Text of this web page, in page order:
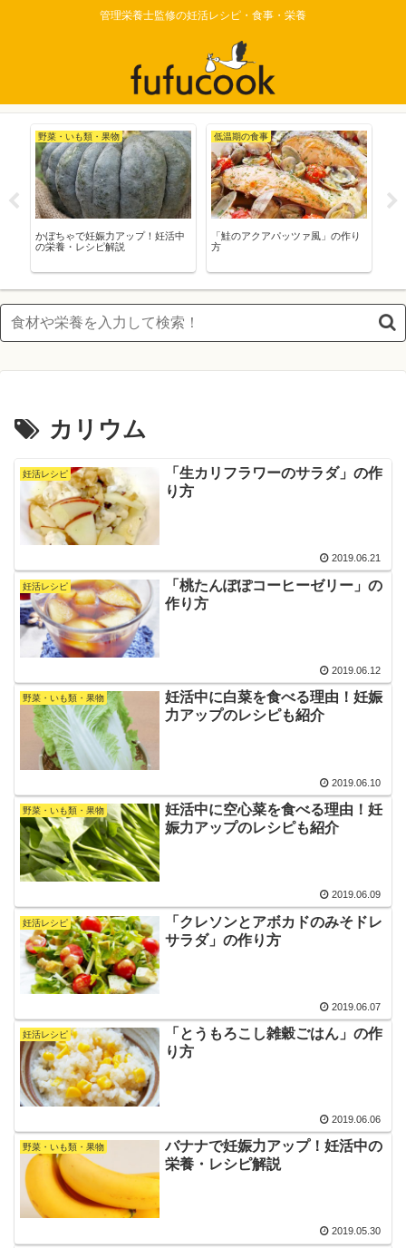
管理栄養士監修の妊活レシピ・食事・栄養
野菜・いも類・果物
かぼちゃで妊娠力アップ！妊活中
の栄養・レシピ解説
低温期の食事
「鮭のアクアパッツァ風」の作り
方
カリウム
妊活レシピ
「生カリフラワーのサラダ」の作
り方
2019.06.21
妊活レシピ
「桃たんぽぽコーヒーゼリー」の
作り方
2019.06.12
野菜・いも類・果物
妊活中に白菜を食べる理由！妊娠
力アップのレシピも紹介
2019.06.10
野菜・いも類・果物
妊活中に空心菜を食べる理由！妊
娠力アップのレシピも紹介
2019.06.09
妊活レシピ
「クレソンとアボカドのみそドレ
サラダ」の作り方
2019.06.07
妊活レシピ
「とうもろこし雑穀ごはん」の作
り方
2019.06.06
野菜・いも類・果物
バナナで妊娠力アップ！妊活中の
栄養・レシピ解説
2019.05.30